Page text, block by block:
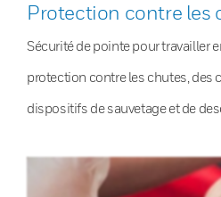
Protection contre les
Sécurité de pointe pour travailler
protection contre les chutes, des
dispositifs de sauvetage et de